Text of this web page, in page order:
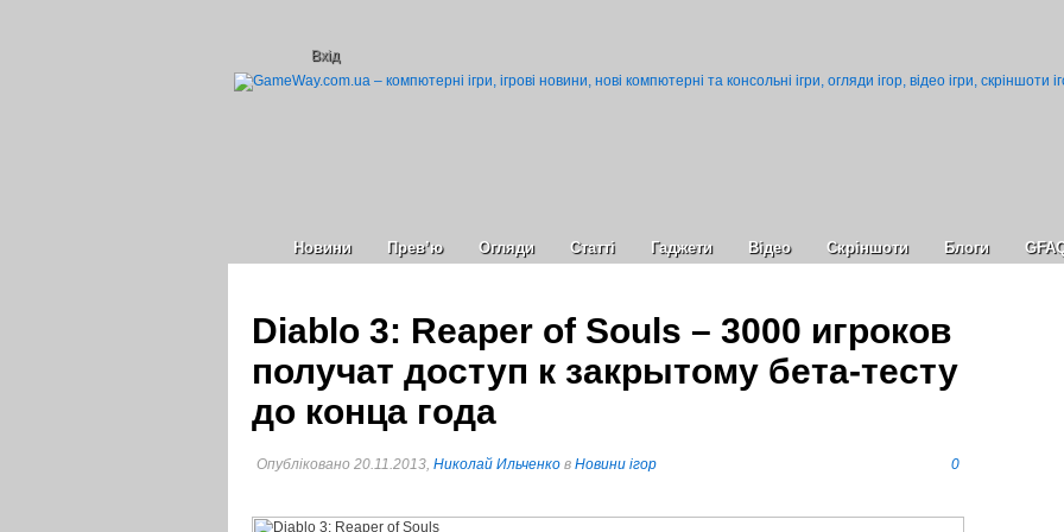
Вхід
Новини Прев’ю Огляди Статті Гаджети Відео Cкріншоти Блоги
Diablo 3: Reaper of Souls – 3000 игроков
получат доступ к закрытому бета-тесту
до конца года
Опубліковано 20.11.2013, Николай Ильченко в Новини ігор 0